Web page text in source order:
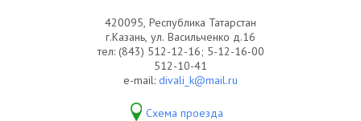
420095, Республика Татарстан
г.Казань, ул. Васильченко д.16
тел: (843) 512-12-16; 5-12-16-00
512-10-41
e-mail: divali_k@mail.ru
Схема проезда